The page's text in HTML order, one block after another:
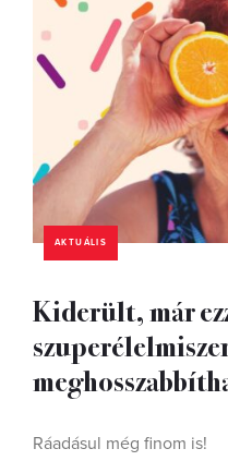
AKTUÁLIS
Kiderült, már
Ráadásul még finom is!